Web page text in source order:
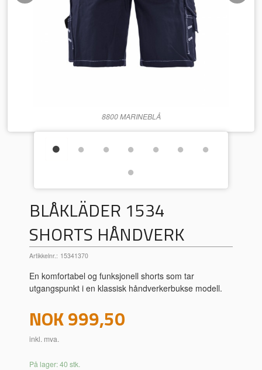
8800 MARINEBLÅ
BLÅKLÄDER 1534
SHORTS HÅNDVERK
Artikkelnr.: 15341370
En komfortabel og funksjonell shorts som tar
utgangspunkt i en klassisk håndverkerbukse modell.
Pris
NOK999,50
inkl. mva.
På lager: 40 stk.